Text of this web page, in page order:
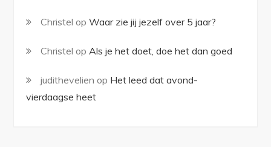
Christel opWaar zie jij jezelf over 5 jaar?
Christel op Als je het doet, doe het dan goed
judithevelien op Het leed dat avond-
vierdaagse heet